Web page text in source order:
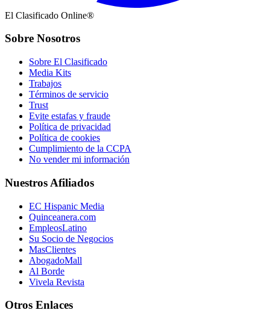
El Clasificado Online®
Sobre Nosotros
Sobre El Clasificado
Media Kits
Trabajos
Términos de servicio
Trust
Evite estafas y fraude
Política de privacidad
Política de cookies
Cumplimiento de la CCPA
No vender mi información
Nuestros Afiliados
EC Hispanic Media
Quinceanera.com
EmpleosLatino
Su Socio de Negocios
MasClientes
AbogadoMall
Al Borde
Vivela Revista
Otros Enlaces